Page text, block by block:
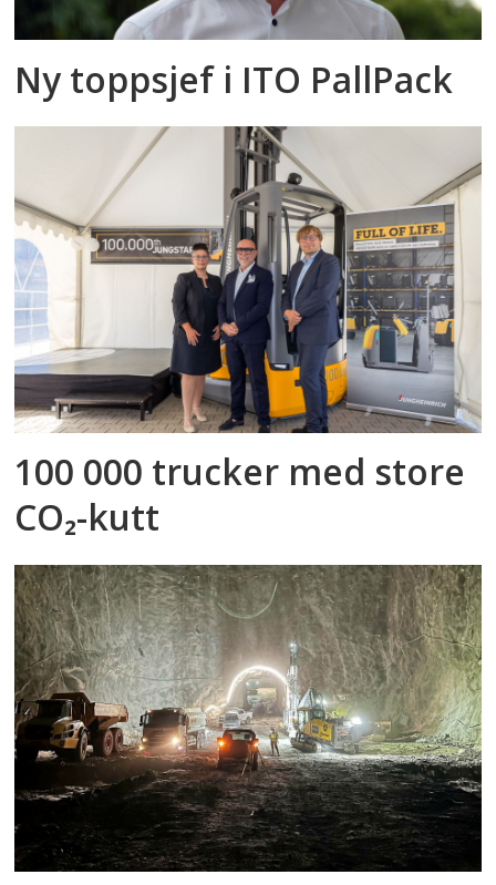
Ny toppsjef i ITO PallPack
100 000 trucker med store
CO₂-kutt